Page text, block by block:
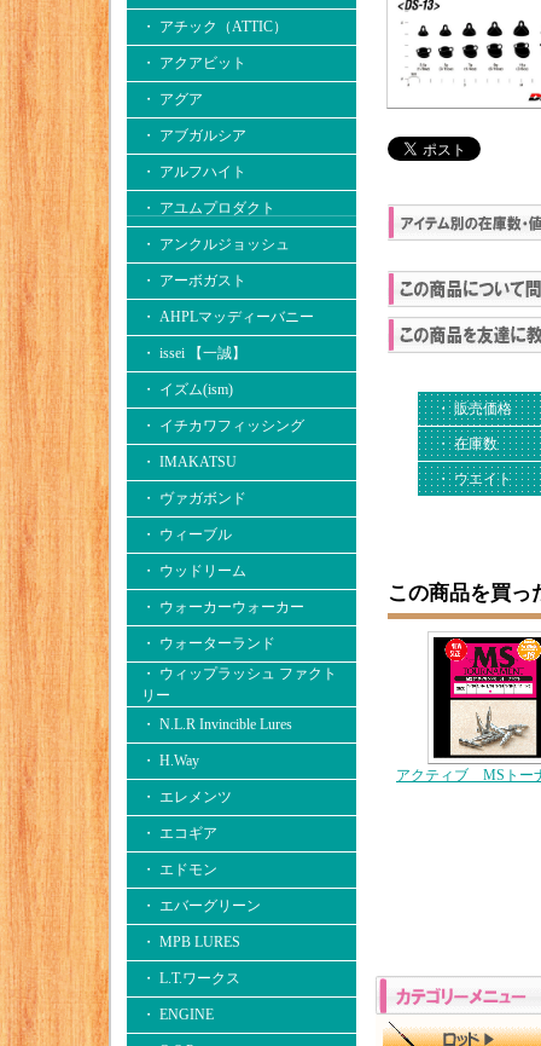
・ アチック（ATTIC）
・ アクアビット
・ アグア
・ アブガルシア
・ アルフハイト
・ アユムプロダクト
・ アンクルジョッシュ
・ アーボガスト
・ AHPLマッディーバニー
・ issei 【一誠】
・ イズム(ism)
・ イチカワフィッシング
・ IMAKATSU
・ ヴァガボンド
・ ウィーブル
・ ウッドリーム
・ ウォーカーウォーカー
・ ウォーターランド
・ ウィップラッシュ ファクト
リー
・ N.L.R Invincible Lures
・ H.Way
・ エレメンツ
・ エコギア
・ エドモン
・ エバーグリーン
・ MPB LURES
・ L.T.ワークス
・ ENGINE
・ 販売価格
・ 在庫数
・ ウエイト
この商品を買っ
アクティブ MSトー